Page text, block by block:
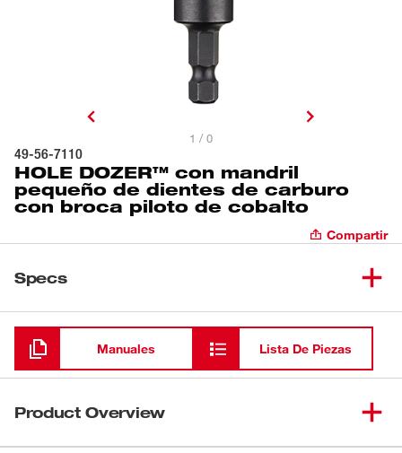
1 / 0
49-56-7110
HOLE DOZER™ con mandril
pequeño de dientes de carburo
con broca piloto de cobalto
Compartir
Specs
Cargando
Manuales Lista De Piezas
Product Overview